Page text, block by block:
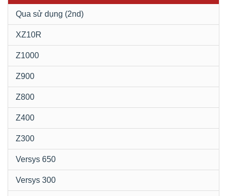
Qua sử dụng (2nd)
XZ10R
Z1000
Z900
Z800
Z400
Z300
Versys 650
Versys 300